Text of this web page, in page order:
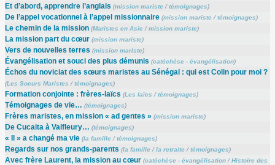
Et d’abord, apprendre l’anglais (mission mariste/témoignages)
De l’appel vocationnel à l’appel missionnaire (mission mariste/témoignages)
Le chemin de la mission (Maristes en Asie/mission mariste)
La mission part du cœur (mission mariste)
Vers de nouvelles terres (mission mariste)
Évangélisation et souci des plus démunis (catéchèse - évangélisation)
Échos du noviciat des sœurs maristes au Sénégal : qui est Colin pour moi ?
(Les Soeurs Maristes /témoignages)
Formation conjointe : frères-laïcs (Les laïcs /témoignages)
Témoignages de vie… (témoignages)
Frères maristes, en mission « ad gentes » (mission mariste)
De Cucaita à Valfleury… (témoignages)
« Il » a changé ma vie (la famille/témoignages)
Regards sur nos grands-parents (la famille/la retraite/témoignages)
Avec frère Laurent, la mission au cœur (catéchèse - évangélisation/Histoire des